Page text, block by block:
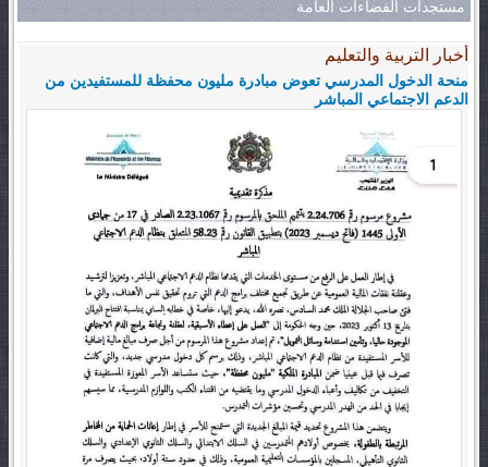
مستجدات الفضاءات العامة
أخبار التربية والتعليم
منحة الدخول المدرسي تعوض مبادرة مليون محفظة للمستفيدين من
الدعم الاجتماعي المباشر